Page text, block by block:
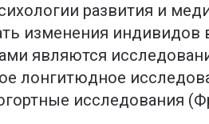
развития и
изменения индивидов
являются
лонгитюдное
исследования